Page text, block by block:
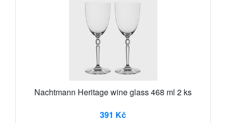
Nachtmann Heritage wine glass 468 ml 2 ks
391 Kč